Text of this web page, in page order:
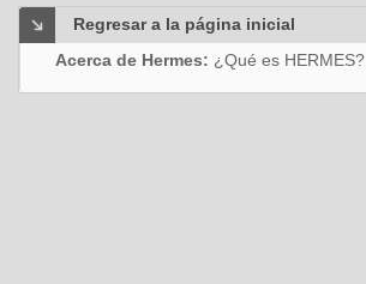
Regresar a la página inicial
Acerca de Hermes: ¿Qué es HERMES?